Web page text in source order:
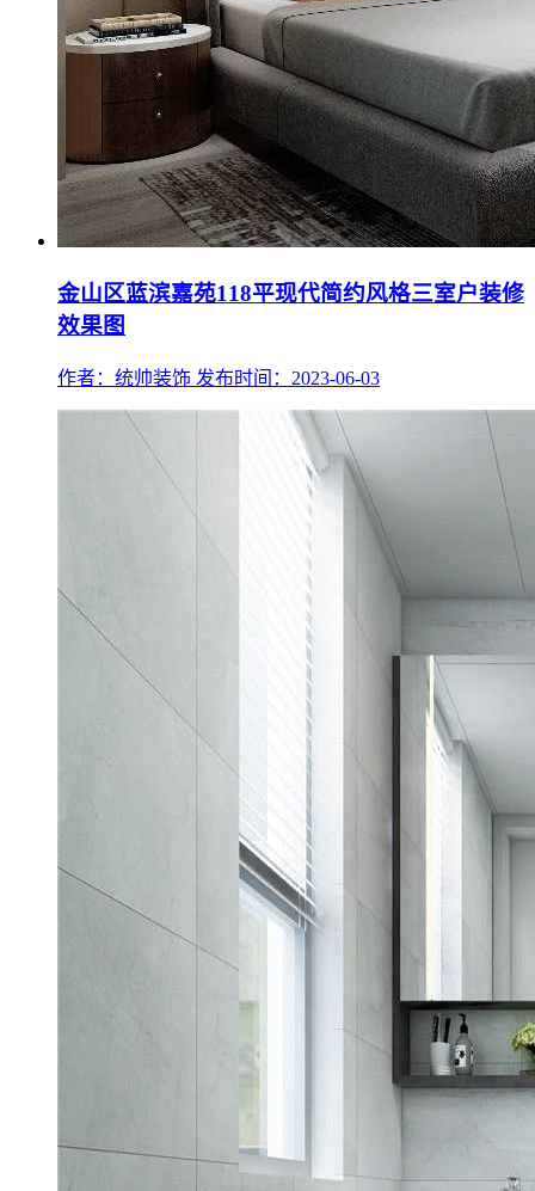
金山区蓝滨嘉苑118平现代简约风格三室户装修
效果图
作者：统帅装饰 发布时间：2023-06-03